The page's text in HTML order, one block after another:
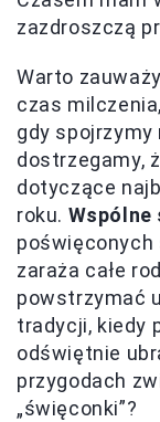
zazdroszczą
Warto
czas
gdy spojrzymy
dostrzegamy,
dotyczące
roku. Wspólne
zaraża całe
powstrzymać
tradycji, kiedy
odświętnie
przygodach
„święconki”?